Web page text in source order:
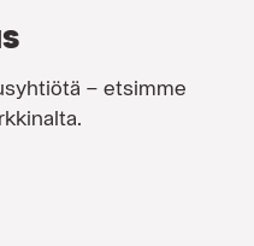
– etsimme